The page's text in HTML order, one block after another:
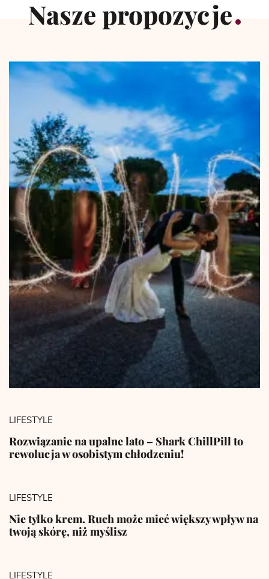
Nasze propozycje
LIFESTYLE
Rozwiązanie na upalne lato – Shark ChillPill to
rewolucja w osobistym chłodzeniu!
LIFESTYLE
Nie tylko krem. Ruch może mieć większy wpływ na
twoją skórę, niż myślisz
LIFESTYLE